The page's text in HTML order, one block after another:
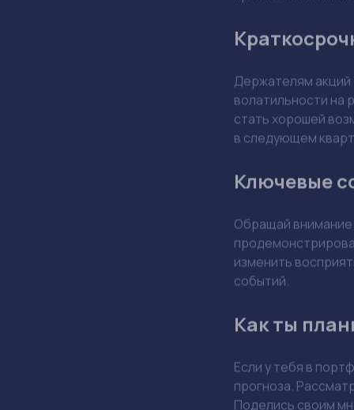
Держателям акций
волатильности на
стать хорошей
в следующем
Ключевые
Обращай
изменить
событий.
Как ты
Если у тебя в
прогноза.
Поделись своим